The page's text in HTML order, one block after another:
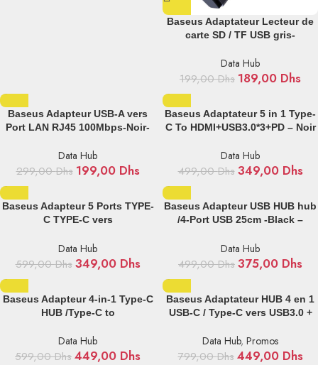
Baseus Adaptateur Lecteur de
carte SD / TF USB gris-
Data Hub
199,00Dhs 189,00 Dhs
Baseus Adapteur USB-A vers
Port LAN RJ45 100Mbps-Noir-
Data Hub
299,00Dhs 199,00 Dhs
Baseus Adaptateur 5 in 1 Type-
C To HDMI+USB3.0*3+PD – Noir
Data Hub
499,00Dhs 349,00 Dhs
Baseus Adapteur 5 Ports TYPE-
C TYPE-C vers
WKQX040002
Data Hub
599,00Dhs 349,00 Dhs
Baseus Adapteur USB HUB hub
/4-Port USB 25cm -Black –
Data Hub
499,00Dhs375,00 Dhs
Baseus Adapteur 4-in-1 Type-C
HUB /Type-C to
WKWG070113
Data Hub
599,00Dhs449,00 Dhs
Baseus Adaptateur HUB 4 en 1
USB-C / Type-C vers USB3.0 +
WKWJ000013
Data Hub, Promos
799,00Dhs 449,00 Dhs